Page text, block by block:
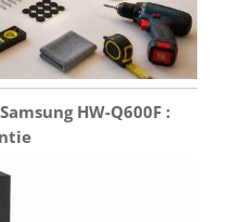
HW-Q600F :